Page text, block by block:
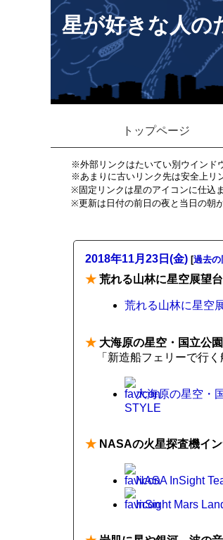
星が好きな人の
トップページ
※外部リンクはたいてい別ウインド
※あまりに古いリンク先は安全上リ
※固定リンクは星のアイコンに仕込
※更新は日付の前日の夜と当日の朝
2018年11月23日(金) [過去の
★ 荒れる山林に星空展望
荒れる山林に星空
★ 大海原の星空・国立公
「新造船フェリーで行
大海原の星空・
STYLE
★ NASAの火星探査機イ
NASA InSight
InSight Mars